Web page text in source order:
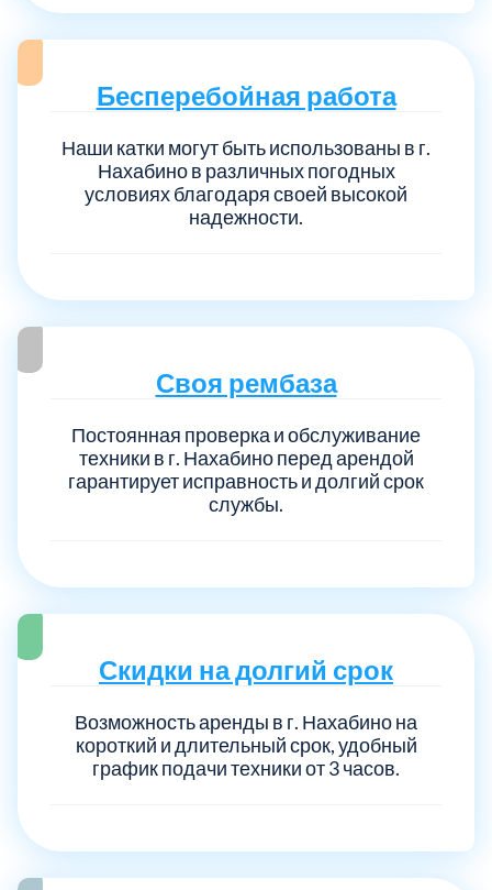
Бесперебойная работа
Наши катки могут быть использованы в г.
Нахабино в различных погодных
условиях благодаря своей высокой
надежности.
Своя рембаза
Постоянная проверка и обслуживание
техники в г. Нахабино перед арендой
гарантирует исправность и долгий срок
службы.
Скидки на долгий срок
Возможность аренды в г. Нахабино на
короткий и длительный срок, удобный
график подачи техники от 3 часов.